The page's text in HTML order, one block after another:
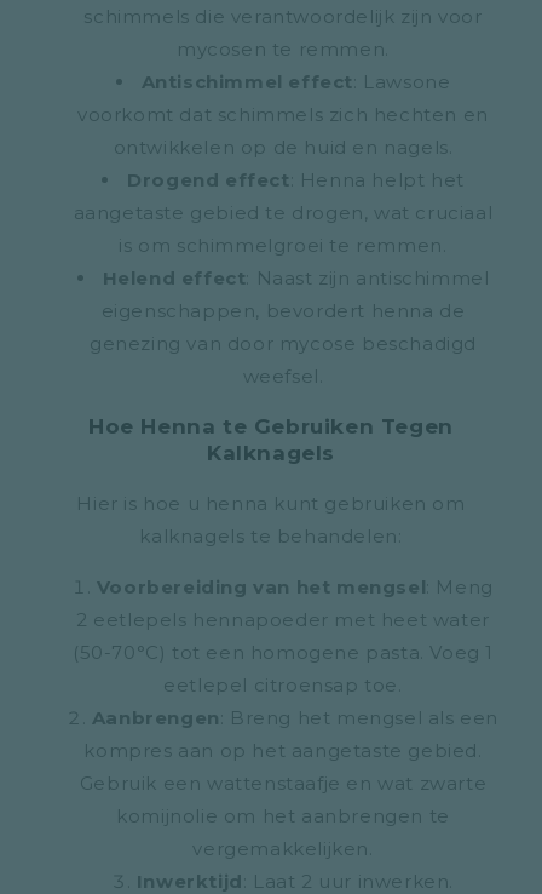
schimmels die verantwoordelijk zijn voor
mycosen te remmen.
Antischimmel effect
: Lawsone
voorkomt dat schimmels zich hechten en
ontwikkelen op de huid en nagels.
Drogend effect : Henna helpt het
aangetaste gebied te drogen, wat cruciaal
is om schimmelgroei te remmen.
Helend effect : Naast zijn antischimmel
eigenschappen, bevordert henna de
genezing van door mycose beschadigd
weefsel.
Hoe Henna te Gebruiken Tegen
Kalknagels
Hier is hoe u henna kunt gebruiken om
kalknagels te behandelen:
Voorbereiding van het mengsel : Meng
2 eetlepels hennapoeder met heet water
(50-70°C) tot een homogene pasta. Voeg 1
eetlepel citroensap toe.
Aanbrengen : Breng het mengsel als een
kompres aan op het aangetaste gebied.
Gebruik een wattenstaafje en wat zwarte
komijnolie om het aanbrengen te
vergemakkelijken.
Inwerktijd : Laat 2 uur inwerken.